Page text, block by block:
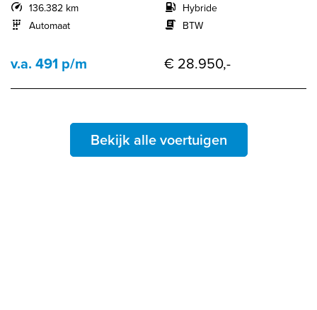
136.382 km
Automaat
Hybride
BTW
v.a. 491 p/m € 28.950,-
Bekijk alle voertuigen